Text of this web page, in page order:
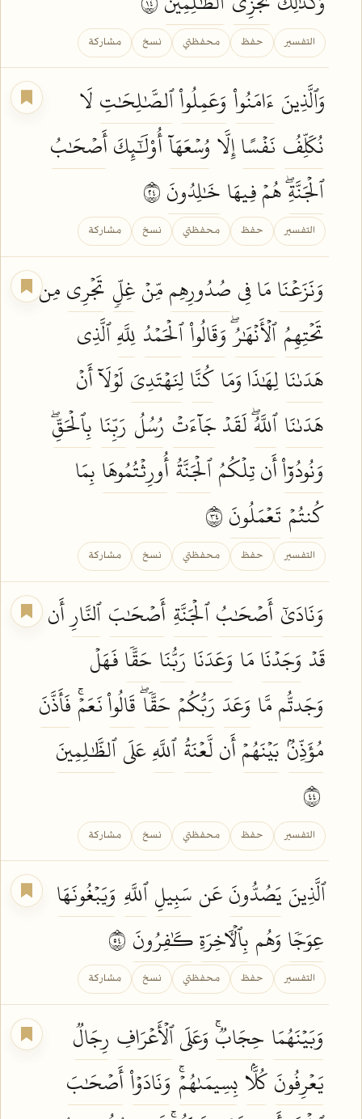
التفسير حفظ محفظتي نسخ مشاركة
وَٱلَّذِينَ ءَامَنُواْ وَعَمِلُواْٱلصَّٰلِحَٰتِ لَا
نُكَلِّفُ نَفۡسًاإِلَّا وُسۡعَهَآأُوْلَٰٓئِكَأَصۡحَٰبُ
ٱلۡجَنَّةِۖهُمۡ فِيهَا خَٰلِدُونَ
التفسير حفظ محفظتي نسخ مشاركة
وَنَزَعۡنَامَا فِي صُدُورِهِممِّنۡغِلّٖ تَجۡرِيمِن
تَحۡتِهِمُٱلۡأَنۡهَٰرُۖ وَقَالُواْٱلۡحَمۡدُ لِلَّهِٱلَّذِي
هَدَىٰنَالِهَٰذَا وَمَاكُنَّالِنَهۡتَدِيَ لَوۡلَآ أَنۡ
هَدَىٰنَاٱللَّهُۖلَقَدۡجَآءَتۡ رُسُلُ رَبِّنَا بِٱلۡحَقِّۖ
وَنُودُوٓاْأَن تِلۡكُمُٱلۡجَنَّةُأُورِثۡتُمُوهَا بِمَا
كُنتُمۡ تَعۡمَلُونَ
التفسير حفظ محفظتي نسخ مشاركة
وَنَادَىٰٓ أَصۡحَٰبُٱلۡجَنَّةِ أَصۡحَٰبَٱلنَّارِأَن
قَدۡ وَجَدۡنَامَا وَعَدَنَا رَبُّنَا حَقّٗافَهَلۡ
وَجَدتُّممَّا وَعَدَ رَبُّكُمۡ حَقّٗاۖقَالُواْنَعَمۡۚ فَأَذَّنَ
مُؤَذِّنُۢ بَيۡنَهُمۡأَنلَّعۡنَةُ ٱللَّهِعَلَىٱلظَّٰلِمِينَ
التفسير حفظ محفظتي نسخ مشاركة
ٱلَّذِينَ يَصُدُّونَعَن سَبِيلِٱللَّهِ وَيَبۡغُونَهَا
عِوَجٗا وَهُم بِٱلۡأٓخِرَةِكَٰفِرُونَ
التفسير حفظ محفظتي نسخ مشاركة
وَبَيۡنَهُمَا حِجَابٞۚ وَعَلَىٱلۡأَعۡرَافِ رِجَالٞ
يَعۡرِفُونَكُلَّۢا بِسِيمَىٰهُمۡۚ وَنَادَوۡاْأَصۡحَٰبَ